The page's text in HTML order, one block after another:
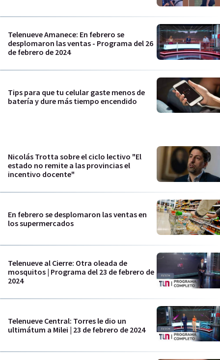
Telenueve Amanece: En febrero se
desplomaron las ventas - Programa del 26
de febrero de 2024
Tips para que tu celular gaste menos de
batería y dure más tiempo encendido
Nicolás Trotta sobre el ciclo lectivo "El
estado no remite a las provincias el
incentivo docente"
En febrero se desplomaron las ventas en
los supermercados
Telenueve al Cierre: Otra oleada de
mosquitos | Programa del 23 de febrero de
2024
Telenueve Central: Torres le dio un
ultimátum a Milei | 23 de febrero de 2024